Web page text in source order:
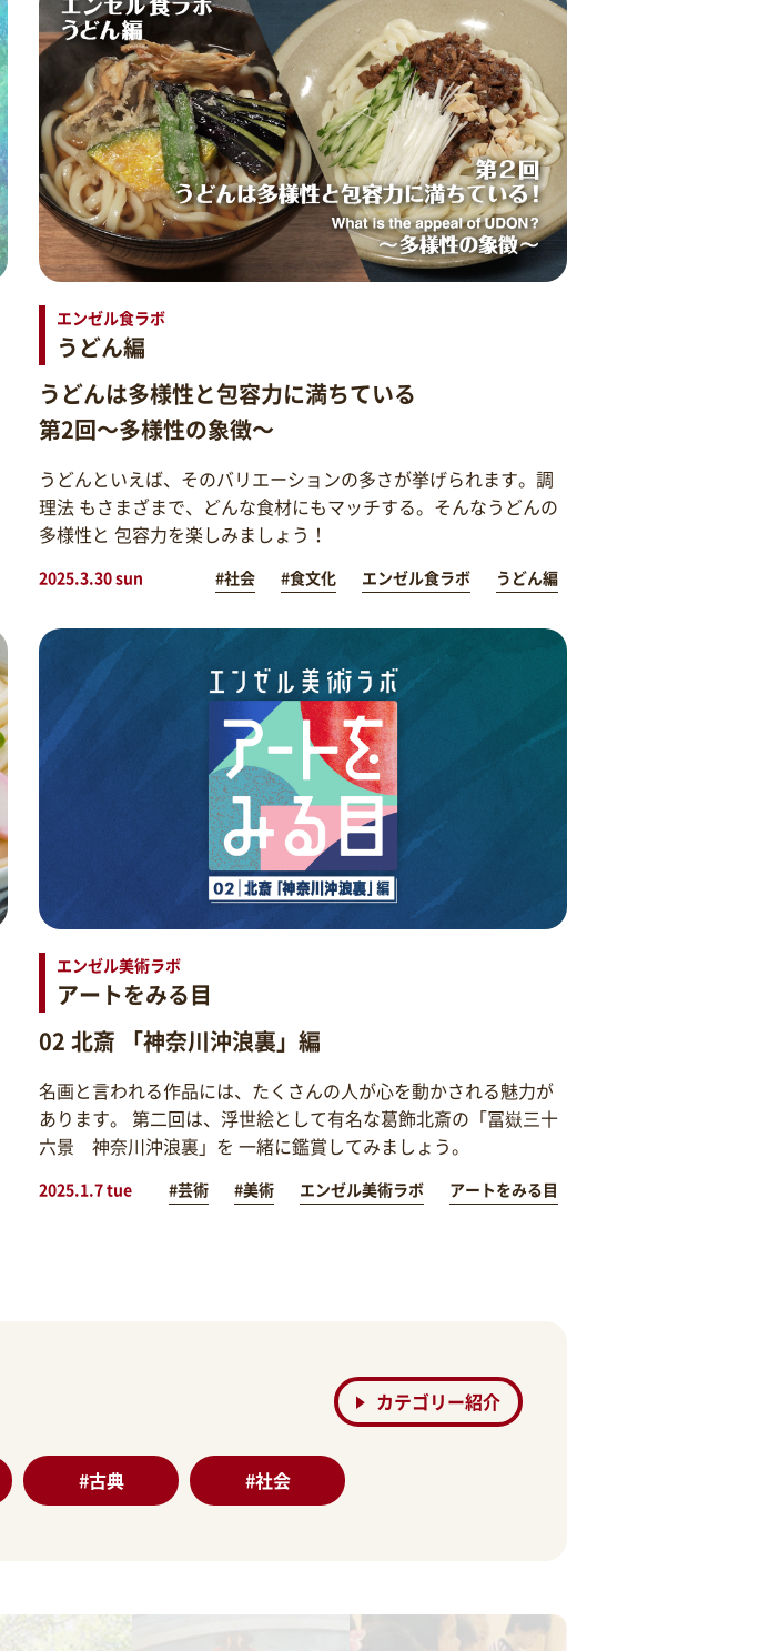
エンゼル食ラボ
うどん編
うどんは多様性と包容力に満ちている
第2回～多様性の象徴～
うどんといえば、そのバリエーションの多さが挙げられます。調
理法 もさまざまで、どんな食材にもマッチする。そんなうどんの
多様性と 包容力を楽しみましょう！
2025.3.30 sun #社会 #食文化 エンゼル食ラボ うどん編
エンゼル美術ラボ
アートをみる目
02 北斎 「神奈川沖浪裏」編
名画と言われる作品には、たくさんの人が心を動かされる魅力が
あります。 第二回は、浮世絵として有名な葛飾北斎の「冨嶽三十
六景 神奈川沖浪裏」を 一緒に鑑賞してみましょう。
2025.1.7 tue #芸術 #美術 エンゼル美術ラボ アートをみる目
カテゴリー紹介
#古典 #社会